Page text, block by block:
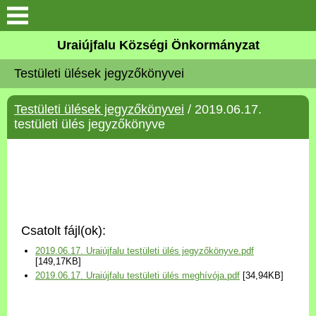
Köszöntő
Elérhetőségek
Uraiújfalu
Választási információk
Versenyképes Járások
Uraiújfalu Községi Önkormányzat
Testületi ülések jegyzőkönyvei
Testületi ülések jegyzőkönyvei / 2019.06.17.
testületi ülés jegyzőkönyve
Csatolt fájl(ok):
2019.06.17. Uraiújfalu testületi ülés jegyzőkönyve.pdf
[149,17KB]
2019.06.17. Uraiújfalu testületi ülés meghívója.pdf [34,94KB]